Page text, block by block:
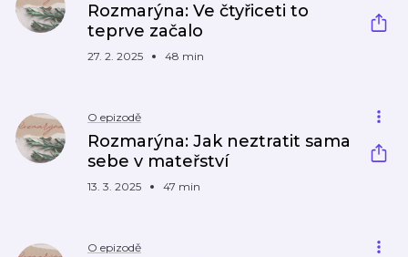
Rozmarýna: Ve čtyřiceti to
teprve začalo
27. 2. 2025 48 min
O epizodě
Rozmarýna: Jak neztratit sama
sebe v mateřství
13. 3. 2025 47 min
O epizodě